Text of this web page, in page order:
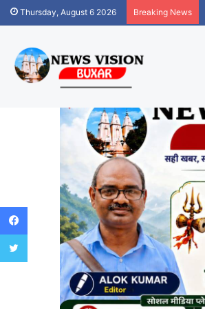
Thursday, August 6 2026 Breaking News
Facebook